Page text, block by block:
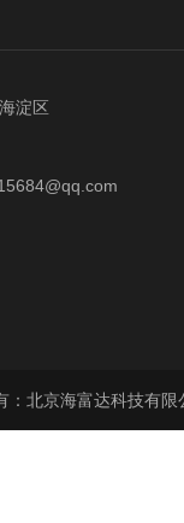
淀区
：北京海富达科技有限